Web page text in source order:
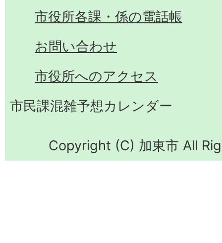
市役所各課・係の電話帳
お問い合わせ
市役所へのアクセス
市民課混雑予想カレンダー
Copyright (C) 加東市 All